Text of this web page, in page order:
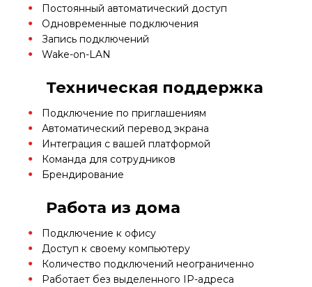
Постоянный автоматический доступ
Одновременные подключения
Запись подключений
Wake-on-LAN
Техническая поддержка
Подключение по приглашениям
Автоматический перевод экрана
Интеграция с вашей платформой
Команда для сотрудников
Брендирование
Работа из дома
Подключение к офису
Доступ к своему компьютеру
Количество подключений неограниченно
Работает без выделенного IP-адреса